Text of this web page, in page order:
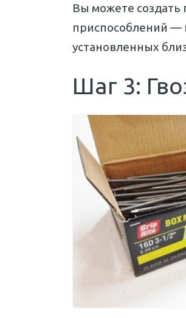
Вы можете
приспособлений —
установленных
Шаг 3: